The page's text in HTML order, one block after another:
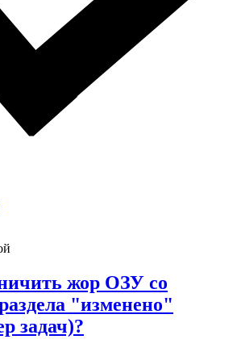
жор ОЗУ со
"изменено"
задач)?